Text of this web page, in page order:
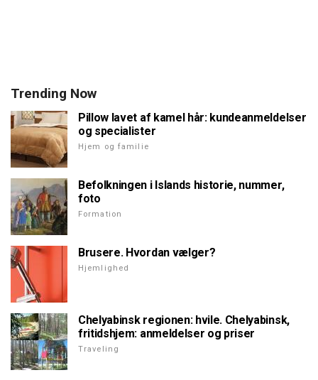
Trending Now
Pillow lavet af kamel hår: kundeanmeldelser
og specialister
Hjem og familie
Befolkningen i Islands historie, nummer,
foto
Formation
Brusere. Hvordan vælger?
Hjemlighed
Chelyabinsk regionen: hvile. Chelyabinsk,
fritidshjem: anmeldelser og priser
Traveling